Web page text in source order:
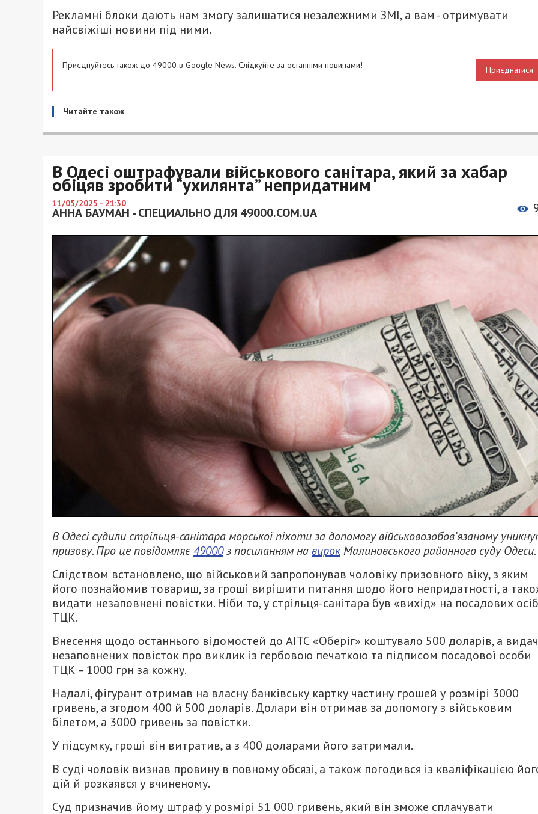
Рекламні блоки дають нам змогу залишатися незалежними ЗМІ, а вам - отримувати
найсвіжіші новини під ними.
Приєднуйтесь також до 49000 в Google News. Слідкуйте за останніми новинами! Приєднатися
Читайте також
В Одесі оштрафували військового санітара, який за хабар
обіцяв зробити “ухилянта” непридатним
11/05/2025 - 21:30
АННА БАУМАН - СПЕЦИАЛЬНО ДЛЯ 49000.COM.UA
В Одесі судили стрільця-санітара морської піхоти за допомогу військовозобов’язаному
призову. Про це повідомляє49000з посиланням на вирокМалиновського районного суду Одеси.
Слідством встановлено, що військовий запропонував чоловіку призовного віку, з яким
його познайомив товариш, за гроші вирішити питання щодо його непридатності, а
видати незаповнені повістки. Ніби то, у стрільця-санітара був «вихід» на посадових осіб
ТЦК.
Внесення щодо останнього відомостей до АІТС «Оберіг» коштувало 500 доларів, а
незаповнених повісток про виклик із гербовою печаткою та підписом посадової особи
ТЦК – 1000 грн за кожну.
Надалі, фігурант отримав на власну банківську картку частину грошей у розмірі 3000
гривень, а згодом 400 й 500 доларів. Долари він отримав за допомогу з військовим
білетом, а 3000 гривень за повістки.
У підсумку, гроші він витратив, а з 400 доларами його затримали.
В суді чоловік визнав провину в повному обсязі, а також погодився із кваліфікацією
дій й розкаявся у вчиненому.
Суд призначив йому штраф у розмірі 51 000 гривень, який він зможе сплачувати